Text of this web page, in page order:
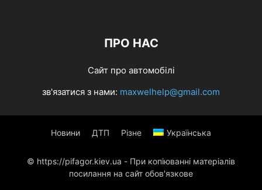
ПРО НАС
Сайт про автомобілі
зв'язатися з нами: maxwelhelp@gmail.com
Новини ДТП Різне Українська
© https://pifagor.kiev.ua - При копіюванні матеріалів
посилання на сайт обов'язкове